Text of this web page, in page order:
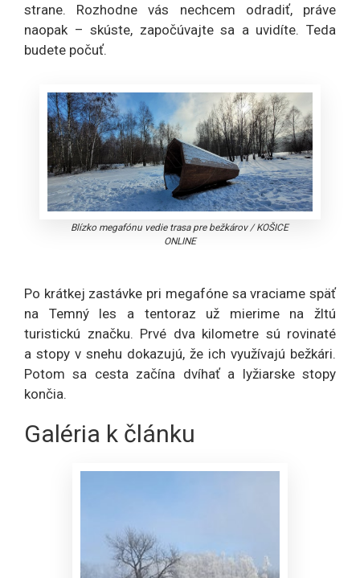
strane. Rozhodne vás nechcem odradiť, práve
naopak – skúste, započúvajte sa a uvidíte. Teda
budete počuť.
Blízko megafónu vedie trasa pre bežkárov/KOŠICE
ONLINE
Po krátkej zastávke pri megafóne sa vraciame späť
na Temný les a tentoraz už mierime na žltú
turistickú značku. Prvé dva kilometre sú rovinaté
a stopy v snehu dokazujú, že ich využívajú bežkári.
Potom sa cesta začína dvíhať a lyžiarske stopy
končia.
Galéria k článku